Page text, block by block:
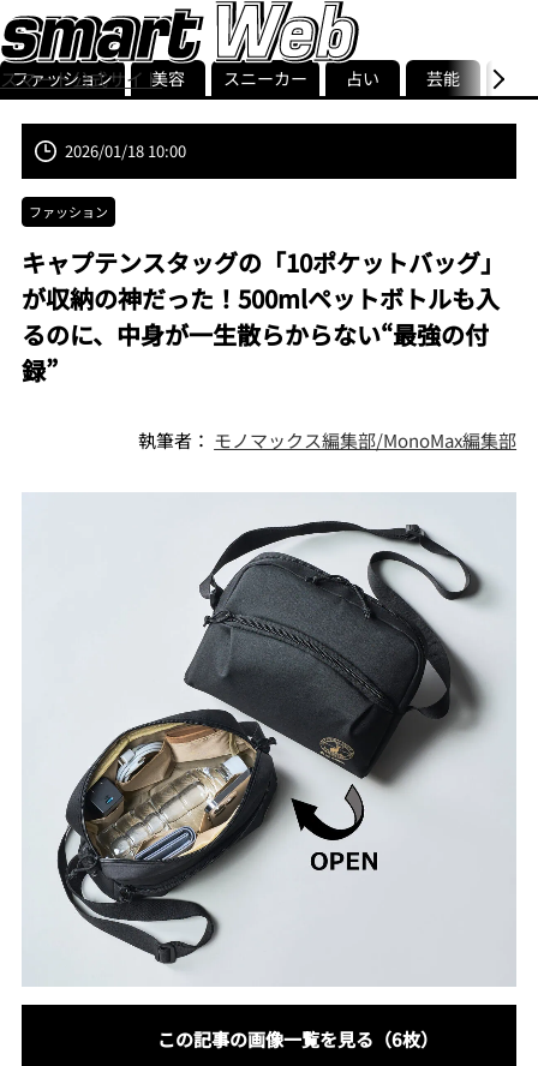
スマート公式サイト
smart最新号
記事一覧ランキング
ストリ
ファッション 美容 スニーカー 占い 芸能 グル
2026/01/18 10:00
ファッション
キャプテンスタッグの「10ポケットバッグ」
が収納の神だった！500mlペットボトルも入
るのに、中身が一生散らからない“最強の付
録”
執筆者： モノマックス編集部/MonoMax編集部
この記事の画像一覧を見る（6枚）